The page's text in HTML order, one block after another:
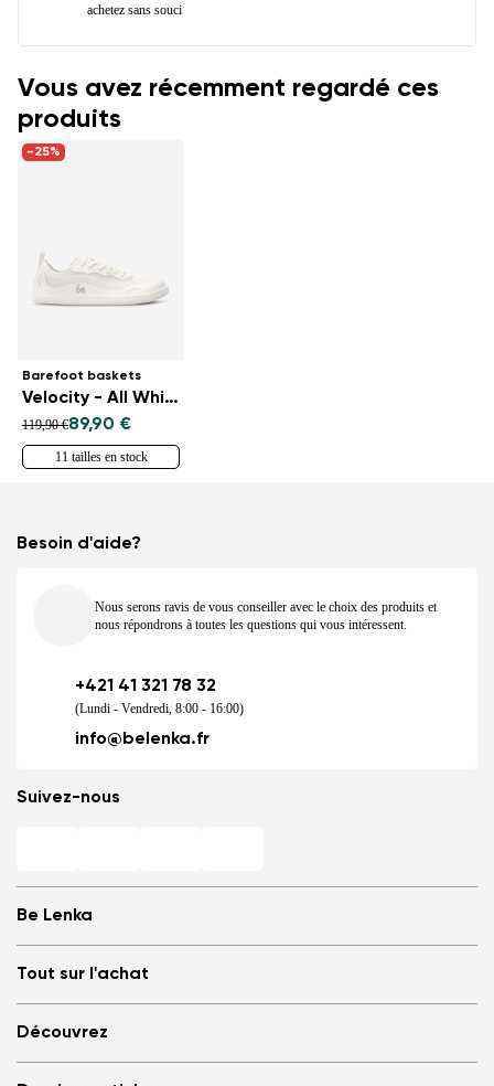
achetez sans souci
Vous avez récemment regardé ces
produits
-25%
Barefoot baskets
Velocity - All White
119,90 €89,90 €
11 tailles en stock
Be Lenka
Store Locator
Be Lenka dans les Médias
Cookies
Tout sur l'achat
Se connecter
Découvrez
Besoin d'aide?
Nous serons ravis de vous conseiller avec le choix des produits et
nous répondrons à toutes les questions qui vous intéressent.
+421 41 321 78 32
(Lundi - Vendredi, 8:00 - 16:00)
info@belenka.fr
Suivez-nous